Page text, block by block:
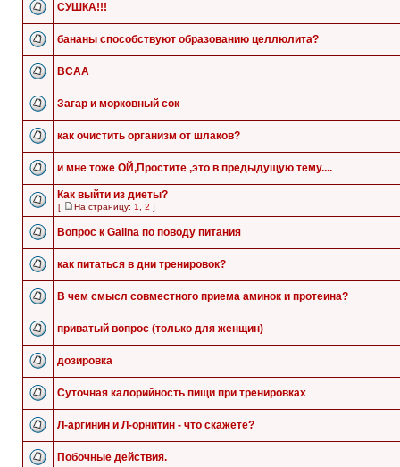
СУШКА!!!
бананы способствуют образованию целлюлита?
ВСАА
Загар и морковный сок
как очистить организм от шлаков?
и мне тоже ОЙ,Простите ,это в предыдущую тему....
Как выйти из диеты?
[ На страницу: 1 2 ]
Вопрос к Galina по поводу питания
как питаться в дни тренировок?
В чем смысл совместного приема аминок и протеина?
приватый вопрос (только для женщин)
дозировка
Суточная калорийность пищи при тренировках
Л-аргинин и Л-орнитин - что скажете?
Побочные действия.